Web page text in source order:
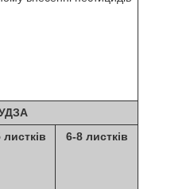
листків 6-8 листків